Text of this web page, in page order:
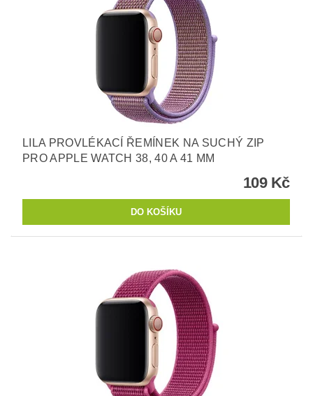
LILA PROVLÉKACÍ ŘEMÍNEK NA SUCHÝ ZIP
PRO APPLE WATCH 38, 40 A 41 MM
109 Kč